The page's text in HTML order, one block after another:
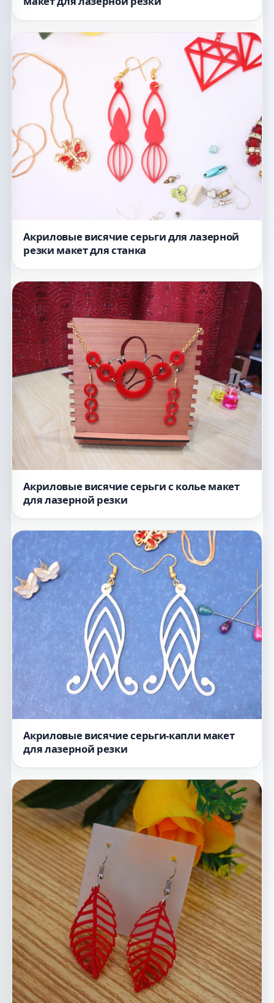
Акриловые висячие серьги для лазерной
резки макет для станка
Акриловые висячие серьги с колье макет
для лазерной резки
Акриловые висячие серьги-капли макет
для лазерной резки